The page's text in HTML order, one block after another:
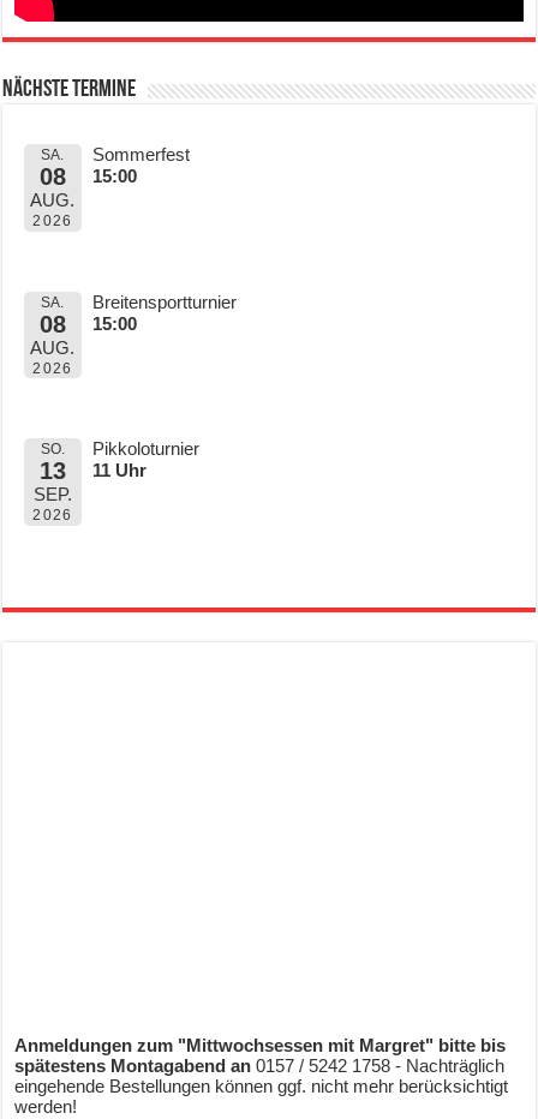
Nächste Termine
SA.
08
AUG.
2026
Sommerfest
15:00
SA.
08
AUG.
2026
Breitensportturnier
15:00
SO.
13
SEP.
2026
Pikkoloturnier
11 Uhr
Anmeldungen zum "Mittwochsessen mit Margret" bitte bis
spätestens Montagabend an0157 / 5242 1758 - Nachträglich
eingehende Bestellungen können ggf. nicht mehr berücksichtigt
werden!